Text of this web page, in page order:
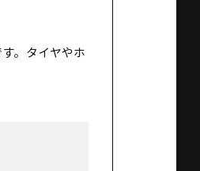
。タイヤやホ